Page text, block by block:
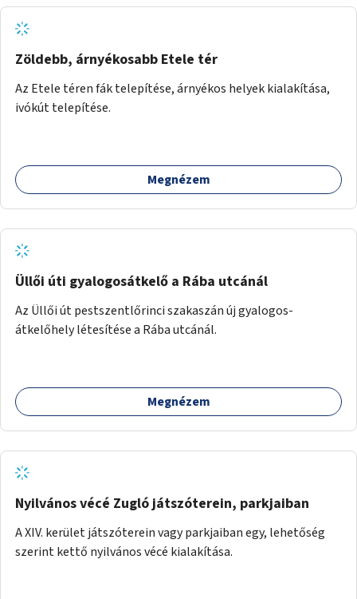
Zöldebb, árnyékosabb Etele tér
Az Etele téren fák telepítése, árnyékos helyek kialakítása,
ivókút telepítése.
Megnézem
Üllői úti gyalogosátkelő a Rába utcánál
Az Üllői út pestszentlőrinci szakaszán új gyalogos-
átkelőhely létesítése a Rába utcánál.
Megnézem
Nyilvános vécé Zugló játszóterein, parkjaiban
A XIV. kerület játszóterein vagy parkjaiban egy, lehetőség
szerint kettő nyilvános vécé kialakítása.